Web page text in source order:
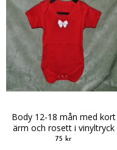
Body 12-18 mån med kort
ärm och rosett i vinyltryck
75 kr